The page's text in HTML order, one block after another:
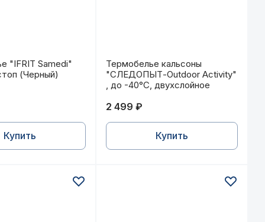
г/м (Хаки)
"IFRIT Samedi" флис рип-стоп (Черный)
"IFRIT Samedi"
(Черный)
Купить
Термобелье кальсоны
Термобелье кальсоны
"СЛЕДОПЫТ-Outdoor Activity"
, до -40°С, двухслойное
2 499 ₽
Купить